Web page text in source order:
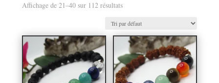
Affichage de 21–40 sur 112 résultats